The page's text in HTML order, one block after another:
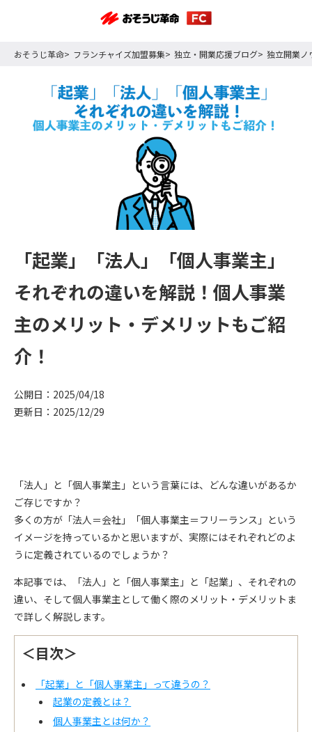
おそうじ革命 フランチャイズ加盟募集 独立・開業応援ブログ 独立開業ノ
「起業」「法人」「個人事業主」
それぞれの違いを解説！個人事業
主のメリット・デメリットもご紹
介！
公開日：2025/04/18
更新日：2025/12/29
「法人」と「個人事業主」という言葉には、どんな違いがあるか
ご存じですか？
多くの方が「法人＝会社」「個人事業主＝フリーランス」という
イメージを持っているかと思いますが、実際にはそれぞれどのよ
うに定義されているのでしょうか？
本記事では、「法人」と「個人事業主」と「起業」、それぞれの
違い、そして個人事業主として働く際のメリット・デメリットま
で詳しく解説します。
＜目次＞
「起業」と「個人事業主」って違うの？
起業の定義とは？
個人事業主とは何か？